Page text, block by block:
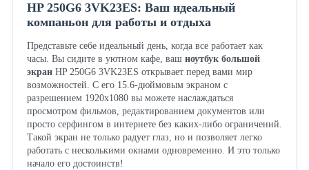
HP 250G6 3VK23ES: Ваш идеальный
компаньон для работы и отдыха
Представьте себе идеальный день, когда все работает как
часы. Вы сидите в уютном кафе, ваш ноутбук большой
экранHP 250G6 3VK23ES открывает перед вами мир
возможностей. С его 15.6-дюймовым экраном с
разрешением 1920x1080 вы можете наслаждаться
просмотром фильмов, редактированием документов или
просто серфингом в интернете без каких-либо ограничений.
Такой экран не только радует глаз, но и позволяет легко
работать с несколькими окнами одновременно. И это только
начало его достоинств!